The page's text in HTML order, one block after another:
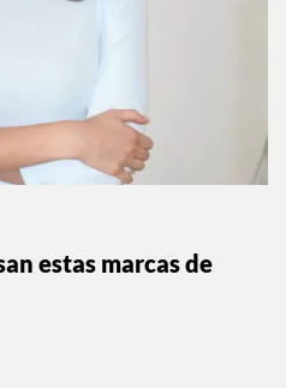
estas marcas de